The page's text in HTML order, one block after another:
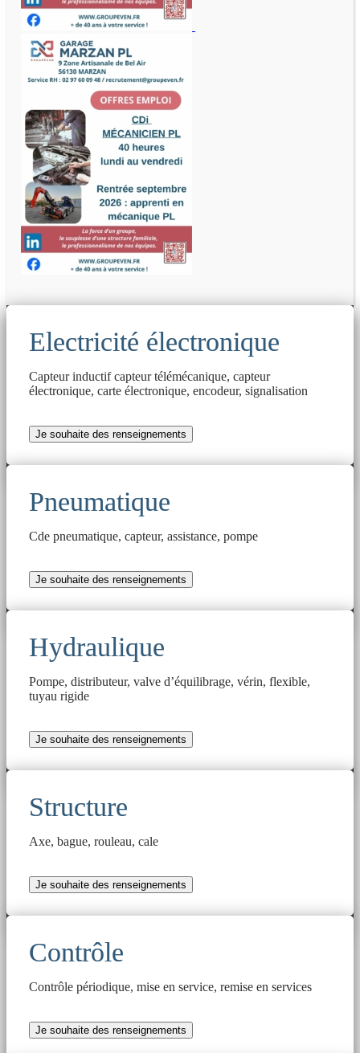
Electricité électronique
Capteur inductif capteur télémécanique, capteur
électronique, carte électronique, encodeur, signalisation
Je souhaite des renseignements
Pneumatique
Cde pneumatique, capteur, assistance, pompe
Je souhaite des renseignements
Hydraulique
Pompe, distributeur, valve d’équilibrage, vérin, flexible,
tuyau rigide
Je souhaite des renseignements
Structure
Axe, bague, rouleau, cale
Je souhaite des renseignements
Contrôle
Contrôle périodique, mise en service, remise en services
Je souhaite des renseignements